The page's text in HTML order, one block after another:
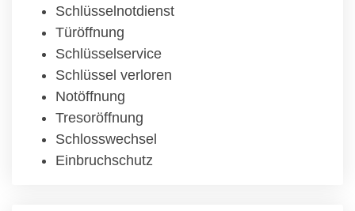
Schlüsselnotdienst
Türöffnung
Schlüsselservice
Schlüssel verloren
Notöffnung
Tresoröffnung
Schlosswechsel
Einbruchschutz